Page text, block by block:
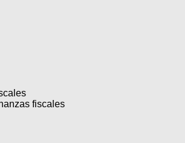
fiscales